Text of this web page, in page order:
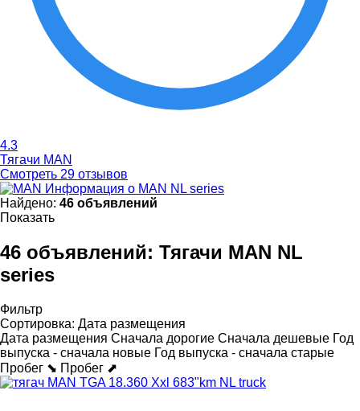
4.3
Тягачи MAN
Смотреть 29 отзывов
Информация о MAN NL series
Найдено: 46 объявлений
Показать
46 объявлений: Тягачи MAN NL
series
Фильтр
Сортировка: Дата размещения
Дата размещения Сначала дорогие Сначала дешевые Год
выпуска - сначала новые Год выпуска - сначала старые
Пробег ⬊ Пробег ⬈